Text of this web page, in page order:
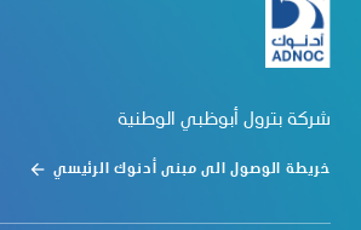
شركة بترول أبوظبي الوطنية
خريطة الوصول الى مبنى أدنوك الرئيسي